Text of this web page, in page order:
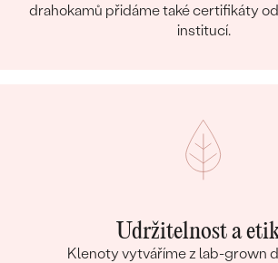
drahokamů přidáme také certifikáty
institucí.
Udržitelnost a
Klenoty vytváříme z lab-grown